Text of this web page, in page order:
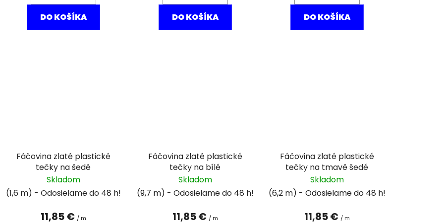
DO KOŠÍKA DO KOŠÍKA DO KOŠÍKA
Fáčovina zlaté plastické
tečky na šedé
Skladom
(1,6 m)
11,85 € / m
Fáčovina zlaté plastické
tečky na bílé
Skladom
(9,7 m)
11,85 € / m
Fáčovina zlaté plastické
tečky na tmavě šedé
Skladom
(6,2 m)
11,85 € / m